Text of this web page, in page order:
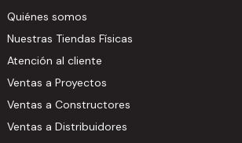
Quiénes somos
Nuestras Tiendas Físicas
Atención al cliente
Ventas a Proyectos
Ventas a Constructores
Ventas a Distribuidores